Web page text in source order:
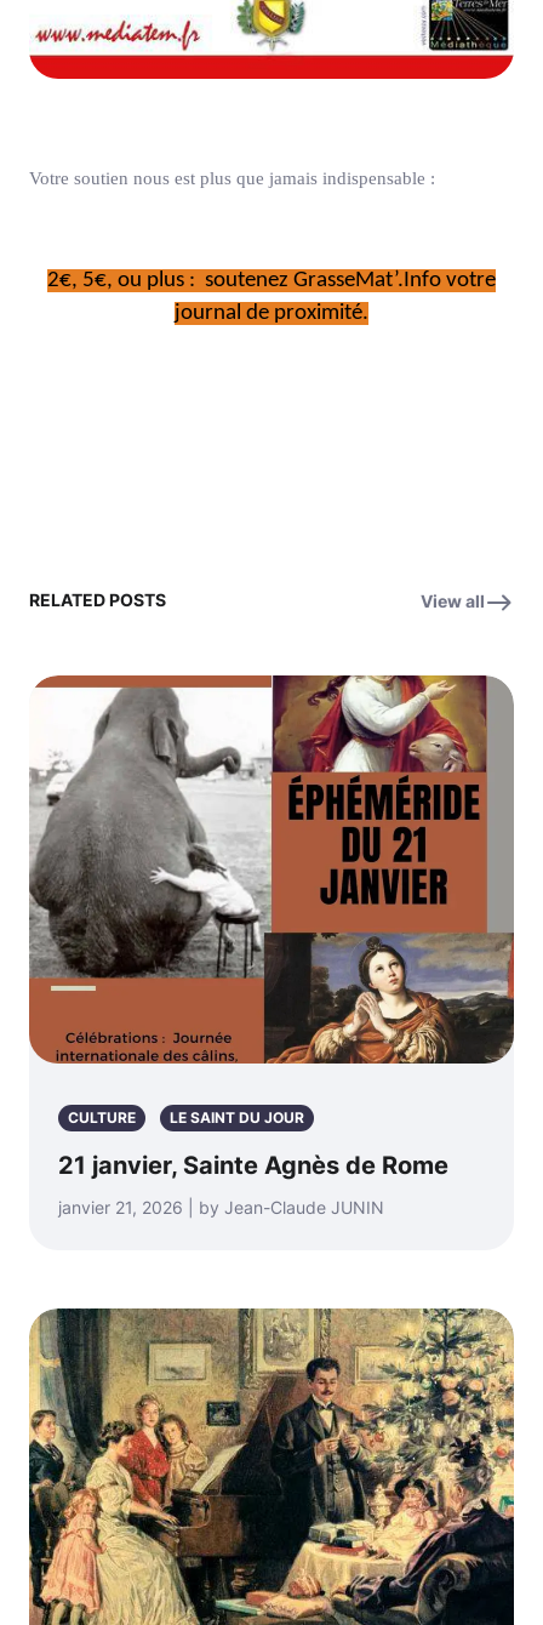
Votre soutien nous est plus que jamais indispensable :
2€, 5€, ou plus : soutenez GrasseMat’.Info votre
journal de proximité.
RELATED POSTS View all
CULTURE LE SAINT DU JOUR
21 janvier, Sainte Agnès de Rome
janvier 21, 2026 | by Jean-Claude JUNIN